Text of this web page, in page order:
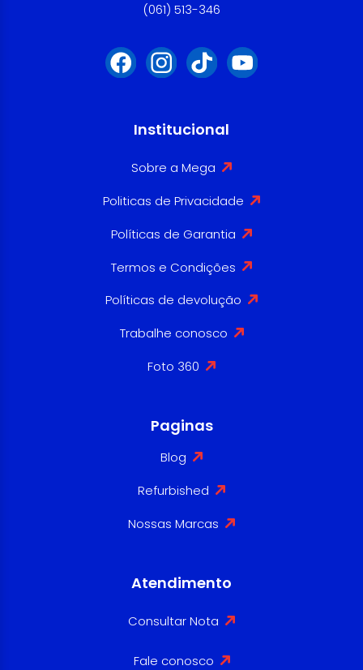
(061) 513-346
Institucional
Sobre a Mega
Politicas de Privacidade
Políticas de Garantia
Termos e Condições
Políticas de devolução
Trabalhe conosco
Foto 360
Paginas
Blog
Refurbished
Nossas Marcas
Atendimento
Consultar Nota
Fale conosco